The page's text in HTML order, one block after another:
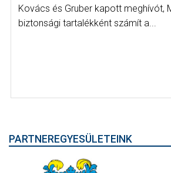
Kovács és Gruber kapott meghívót,
biztonsági tartalékként számít a...
PARTNEREGYESÜLETEINK